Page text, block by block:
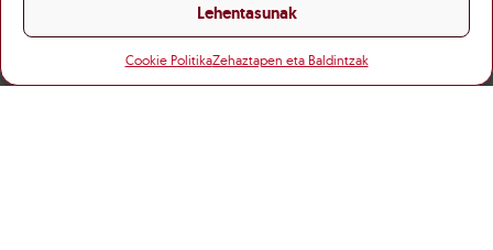
Lehentasunak
Cookie PolitikaZehaztapen eta Baldintzak